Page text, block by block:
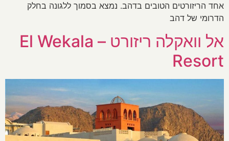
אחד הריזורטים הטובים בדהב. נמצא בסמוך ללגונה בחלק
הדרומי של דהב
אל וואקלה ריזורט – El Wekala
Resort